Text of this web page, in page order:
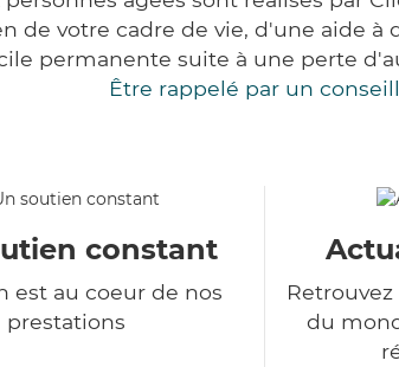
de votre cadre de vie, d'une aide
permanente suite à une perte
Être rappelé par un
constant
est au coeur de nos
prestations
du